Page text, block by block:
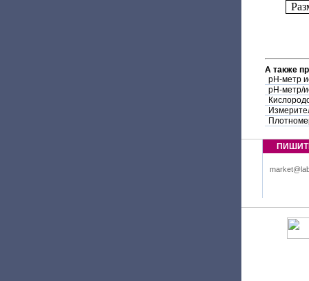
А также
pH-метр
pH-метр/